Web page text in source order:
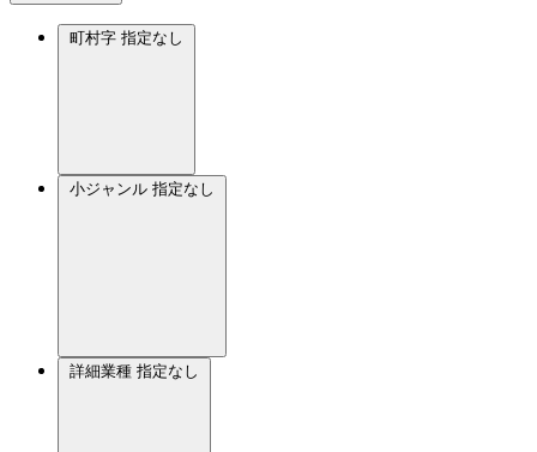
町村字 指定なし
小ジャンル 指定なし
詳細業種 指定なし